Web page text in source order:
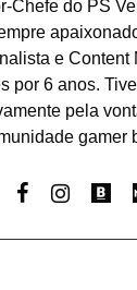
Chefe do PS
e Content
por 6 anos.
pela
gamer